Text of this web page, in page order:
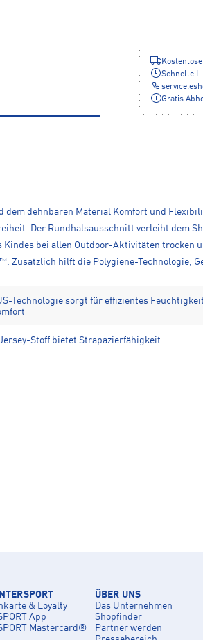
Schnelle
Gratis
dehnbaren Material Komfort und
Der Rundhalsausschnitt verleiht dem
bei allen Outdoor-Aktivitäten trocken
Zusätzlich hilft die Polygiene-Technologie,
Technologie sorgt für effizientes
Stoff bietet Strapazierfähigkeit
& Loyalty
App
Mastercard®
ÜBER UNS
Das Unternehmen
Shopfinder
Partner werden